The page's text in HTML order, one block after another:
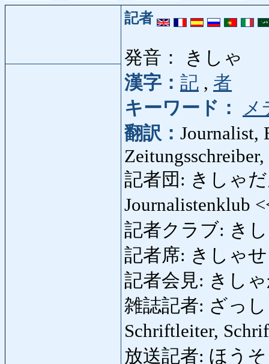
記者
発音： きしゃ
漢字： 記 , 者
キーワード：
メ
翻訳： Journalist,
記者団: きしゃだ
Journalistenklub
記者クラブ: き
記者席: きしゃせ
記者会見: きしゃ
雑誌記者: ざっし
Schriftleiter,
放送記者: ほうそ